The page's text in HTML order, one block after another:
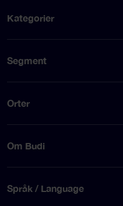
Kategorier
Segment
Orter
Om Budi
Språk / Language